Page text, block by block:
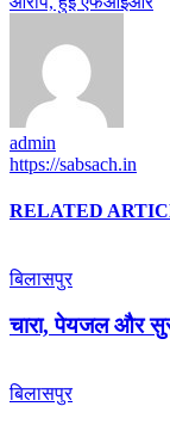
admin
https://sabsach.in
RELATED
बिलासपुर
चारा, पेयजल और
बिलासपुर